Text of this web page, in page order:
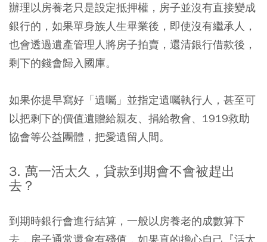
辦理以房養老只是設定抵押權，房子並沒有直接變成
銀行的，如果單身族人生畢業後，即使沒有繼承人，
也會透過遺產管理人將房子拍賣，還清銀行借款後，
剩下的錢會歸入國庫。
如果你提早寫好「遺囑」並指定遺囑執行人，甚至可
以把剩下的價值遺贈給親友、捐給教會、1919救助
協會等公益團體，把愛遺留人間。
3. 萬一活太久，貸款到期會不會被趕出
去？
到期時銀行會進行結算，一般以房養老的成數算下